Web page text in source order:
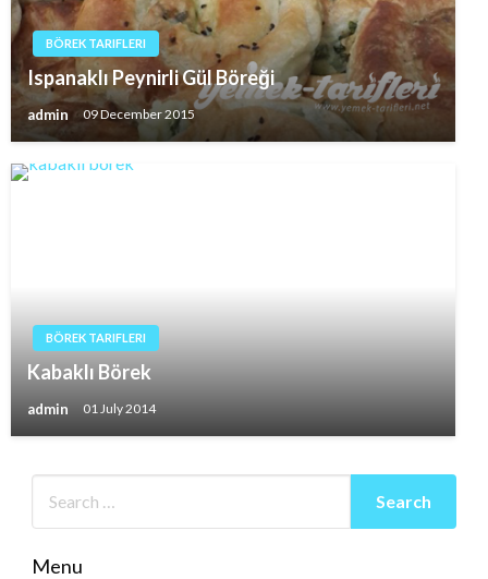
BÖREK TARIFLERI
Ispanaklı Peynirli Gül Böreği
admin 09 December 2015
BÖREK TARIFLERI
Kabaklı Börek
admin 01 July 2014
Menu